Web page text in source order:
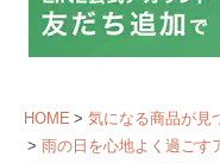
HOME
気になる商品が見
雨の日を心地よく過ごす